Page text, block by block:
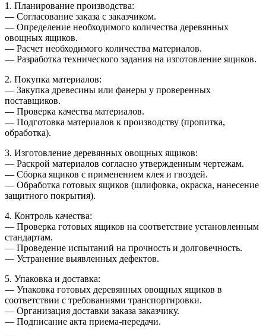
1. Планирование производства:
— Согласование заказа с заказчиком.
— Определение необходимого количества деревянных
овощных ящиков.
— Расчет необходимого количества материалов.
— Разработка технического задания на изготовление ящиков.
2. Покупка материалов:
— Закупка древесины или фанеры у проверенных
поставщиков.
— Проверка качества материалов.
— Подготовка материалов к производству (пропитка,
обработка).
3. Изготовление деревянных овощных ящиков:
— Раскрой материалов согласно утвержденным чертежам.
— Сборка ящиков с применением клея и гвоздей.
— Обработка готовых ящиков (шлифовка, окраска, нанесение
защитного покрытия).
4. Контроль качества:
— Проверка готовых ящиков на соответствие установленным
стандартам.
— Проведение испытаний на прочность и долговечность.
— Устранение выявленных дефектов.
5. Упаковка и доставка:
— Упаковка готовых деревянных овощных ящиков в
соответствии с требованиями транспортировки.
— Организация доставки заказа заказчику.
— Подписание акта приема-передачи.